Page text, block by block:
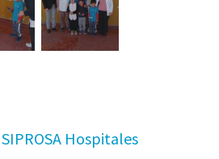
Hospitales